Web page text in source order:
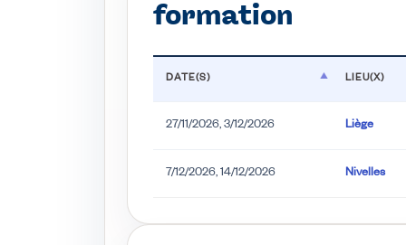
formation
DATE(S) LIEU(X)
27/11/2026, 3/12/2026 Liège
7/12/2026, 14/12/2026 Nivelles